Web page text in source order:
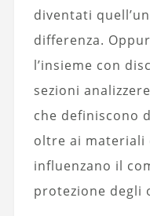
diventati
differenza.
l’insieme con
sezioni
che definiscono
oltre ai materiali
influenzano il
protezione degli